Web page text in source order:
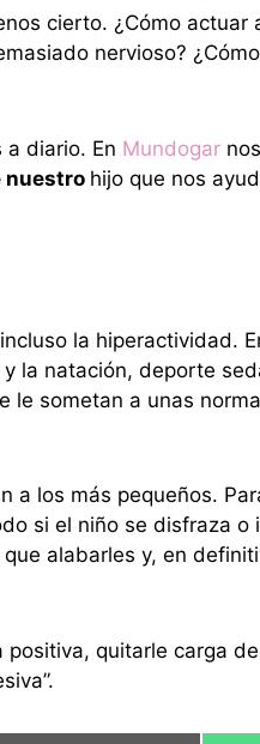
cierto. ¿Cómo actuar
nervioso?
diario. En Mundogar
nuestro hijo que nos
la hiperactividad.
la natación, deporte
le sometan a unas
a los más pequeños.
si el niño se disfraza o
alabarles y, en
quitarle carga